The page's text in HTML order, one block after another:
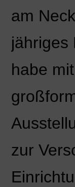
am
jähriges
habe
zur